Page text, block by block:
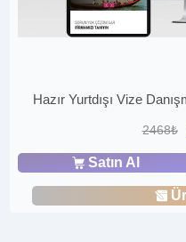
Hazır Yurtdışı Vize
2468₺
Satın Al